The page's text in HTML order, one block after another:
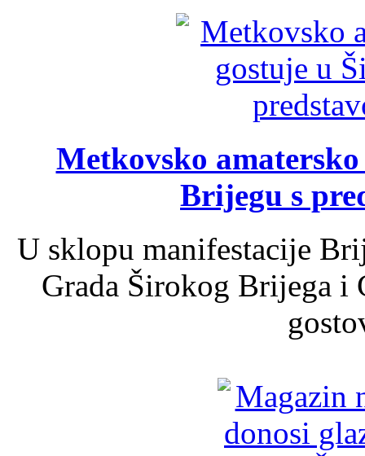
Metkovsko
Brijegu s
U sklopu manifestacije
Grada Širokog Brijega